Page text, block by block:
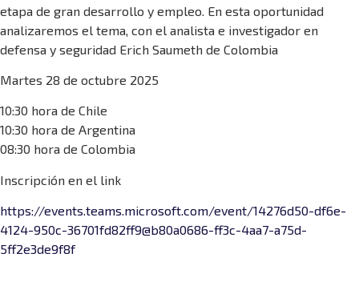
etapa de gran desarrollo y empleo. En esta oportunidad
analizaremos el tema, con el analista e investigador en
defensa y seguridad Erich Saumeth de Colombia
Martes 28 de octubre 2025
10:30 hora de Chile
10:30 hora de Argentina
08:30 hora de Colombia
Inscripción en el link
https://events.teams.microsoft.com/event/14276d50-df6e-
4124-950c-36701fd82ff9@b80a0686-ff3c-4aa7-a75d-
5ff2e3de9f8f